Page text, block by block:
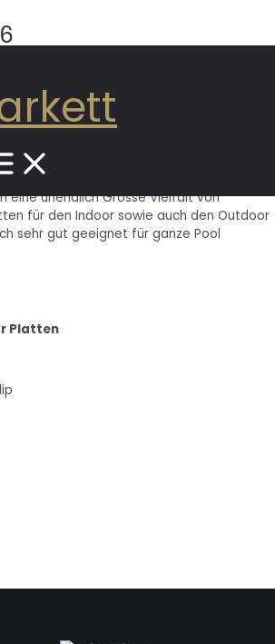
Platten von LOFT STONE
und Lieferant Ciffre Ceramic liefert in die
eine unendlich Grosse Vielfalt von
für den Indoor sowie auch den Outdoor
sehr gut geeignet für ganze Pool
Platten